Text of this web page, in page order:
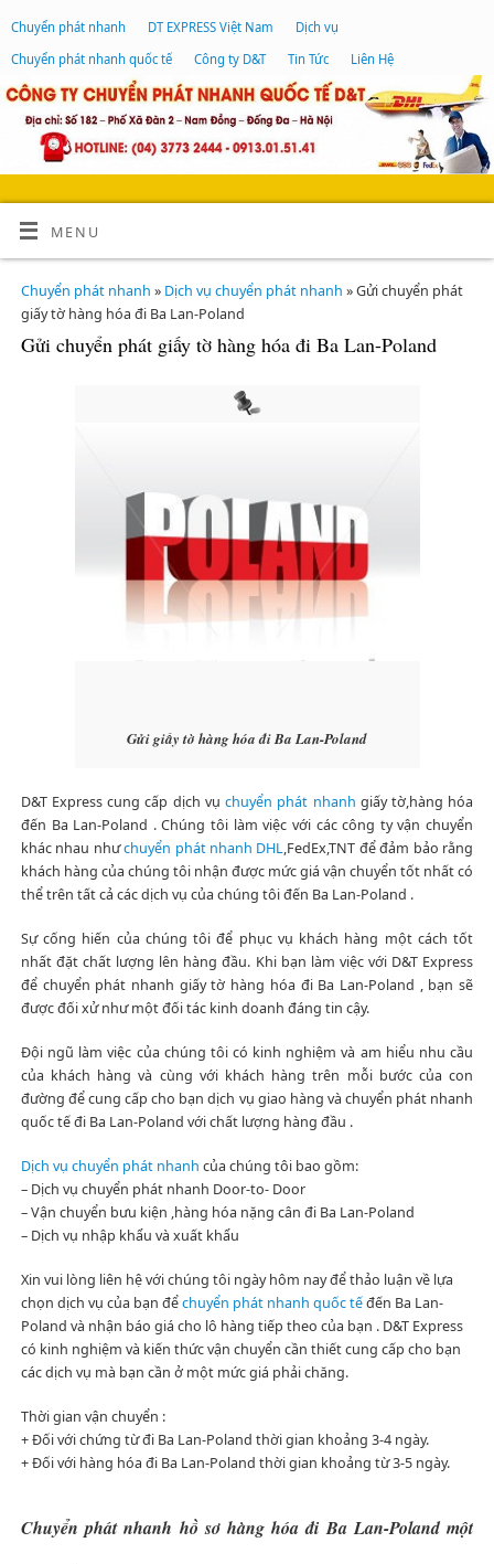
Chuyển phát nhanh DT EXPRESS Việt Nam
Dịch vụ
Chuyển phát nhanh quốc tế
Công ty D&T Tin Tức Liên Hệ
MENU
Chuyển phát nhanh » Dịch vụ chuyển phát nhanh » Gửi chuyển phát
giấy tờ hàng hóa đi Ba Lan-Poland
Gửi chuyển phát giấy tờ hàng hóa đi Ba Lan-Poland
Gửi giấy tờ hàng hóa đi Ba Lan-Poland
D&T Express cung cấp dịch vụchuyển phát nhanh giấy tờ,hàng hóa
đến Ba Lan-Poland . Chúng tôi làm việc với các công ty vận chuyển
khác nhau nhưchuyển phát nhanh DHL,FedEx,TNT để đảm bảo rằng
khách hàng của chúng tôi nhận được mức giá vận chuyển tốt nhất có
thể trên tất cả các dịch vụ của chúng tôi đến Ba Lan-Poland .
Sự cống hiến của chúng tôi để phục vụ khách hàng một cách tốt
nhất đặt chất lượng lên hàng đầu. Khi bạn làm việc với D&T Express
để chuyển phát nhanh giấy tờ hàng hóa đi Ba Lan-Poland , bạn sẽ
được đối xử như một đối tác kinh doanh đáng tin cậy.
Đội ngũ làm việc của chúng tôi có kinh nghiệm và am hiểu nhu cầu
của khách hàng và cùng với khách hàng trên mỗi bước của con
đường để cung cấp cho bạn dịch vụ giao hàng và chuyển phát nhanh
quốc tế đi Ba Lan-Poland với chất lượng hàng đầu .
Dịch vụ chuyển phát nhanh của chúng tôi bao gồm:
– Dịch vụ chuyển phát nhanh Door-to- Door
– Vận chuyển bưu kiện ,hàng hóa nặng cân đi Ba Lan-Poland
– Dịch vụ nhập khẩu và xuất khẩu
Xin vui lòng liên hệ với chúng tôi ngày hôm nay để thảo luận về lựa
chọn dịch vụ của bạn đểchuyển phát nhanh quốc tếđến Ba Lan-
Poland và nhận báo giá cho lô hàng tiếp theo của bạn . D&T Express
có kinh nghiệm và kiến thức vận chuyển cần thiết cung cấp cho bạn
các dịch vụ mà bạn cần ở một mức giá phải chăng.
Thời gian vận chuyển :
+ Đối với chứng từ đi Ba Lan-Poland thời gian khoảng 3-4 ngày.
+ Đối với hàng hóa đi Ba Lan-Poland thời gian khoảng từ 3-5 ngày.
Chuyển phát nhanh hồ sơ hàng hóa đi Ba Lan-Poland một